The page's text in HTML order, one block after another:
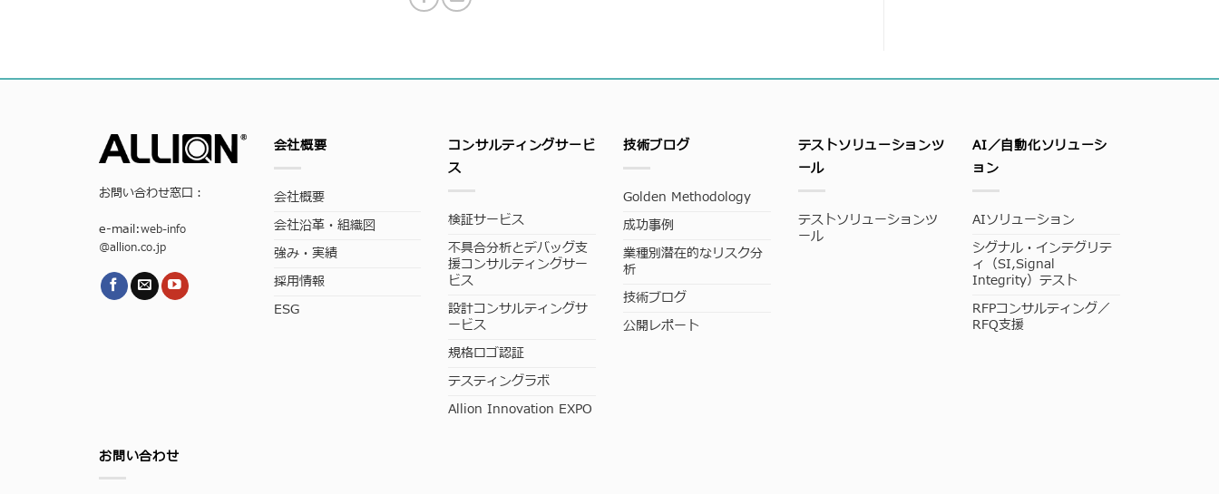
お問い合わせ窓口：
e-mail:web-info
@allion.co.jp
会社概要
会社概要
会社沿革・組織図
強み・実績
採用情報
ESG
コンサルティングサービ
ス
検証サービス
不具合分析とデバッグ支
援コンサルティングサー
ビス
設計コンサルティングサ
ービス
規格ロゴ認証
テスティングラボ
Allion Innovation EXPO
技術ブログ
Golden Methodology
成功事例
業種別潜在的なリスク分
析
技術ブログ
公開レポート
テストソリューションツ
ール
テストソリューションツ
ール
AI／自動化ソリューシ
ョン
AIソリューション
シグナル・インテグリテ
ィ（SI,Signal
Integrity）テスト
RFPコンサルティング／
RFQ支援
お問い合わせ